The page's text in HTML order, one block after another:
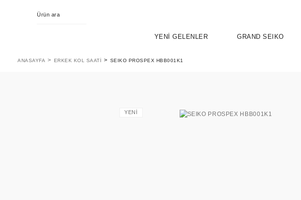
YENİ GELENLER GRAND SEIKO
ANASAYFA ERKEK KOL SAATI SEIKO PROSPEX HBB001K1
YENİ